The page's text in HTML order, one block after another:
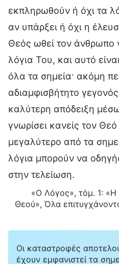
εκπληρωθούν ή όχι τα
αν υπάρξει ή όχι η
Θεός ωθεί τον άνθρωπο
λόγια Του, και αυτό
όλα τα σημεία· ακόμη
αδιαμφισβήτητο
καλύτερη απόδειξη
γνωρίσει κανείς τον Θεό
μεγαλύτερο από τα
λόγια μπορούν να
στην τελείωση.
«Ο Λόγος», τόμ. 1: «Η
Θεού», Όλα
Οι καταστροφές
έχουν εμφανιστεί τα